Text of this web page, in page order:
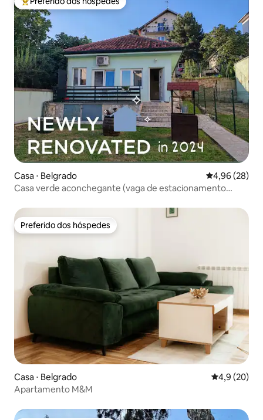
Entre os melhores preferidos dos hóspedes
Casa ⋅ Belgrado 4,96 de uma
4,96 (28)
Casa verde aconchegante (vaga de estacionamento
Preferido dos hóspedes
Preferido dos hóspedes
Casa ⋅ Belgrado 4,9 de uma
4,9 (20)
Apartamento M&M